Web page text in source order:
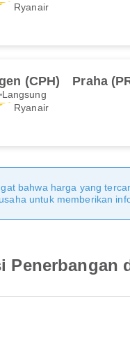
Ryanair
(CPH) Praha
Langsung
Ryanair
bahwa harga yang
untuk memberikan
Penerbangan